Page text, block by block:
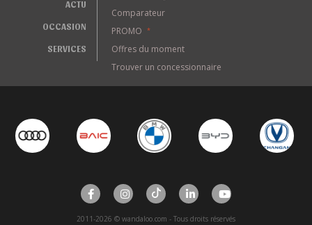
ACTU
OCCASION
SERVICES
Comparateur
PROMO
*
Offres du moment
Trouver un concessionnaire
2011-2026 © wandaloo.com - Tous droits réservés